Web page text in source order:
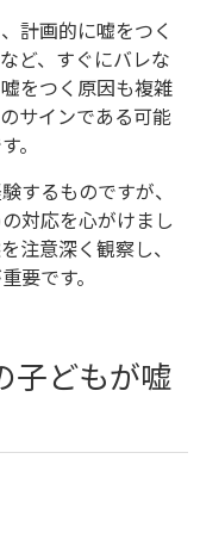
計画的に嘘をつく
ど、すぐにバレな
をつく原因も複雑
サインである可能
。
するものですが、
対応を心がけまし
注意深く観察し、
要です。
子どもが嘘